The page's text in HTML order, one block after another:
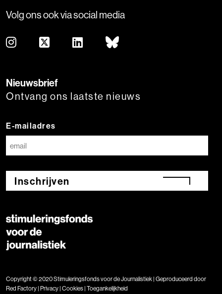
Volg ons ook via social media
Nieuwsbrief
Ontvang ons laatste nieuws
E-mailadres
Inschrijven
Copyright © 2020 Stimuleringsfonds voor de Journalistiek | Geproduceerd door
Red Factory | Privacy | Cookies | Toegankelijkheid